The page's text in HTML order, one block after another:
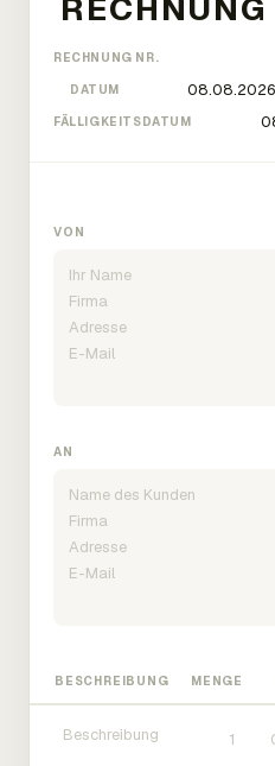
RECHNUNG NR.
DATUM
FÄLLIGKEITSDATUM
VON
AN
BESCHREIBUNG MENGE